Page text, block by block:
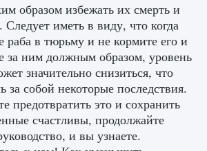
чертеж счастливого
Warzone
1 151 0 0
образом избежать их смерть и
Следует иметь в виду, что когда
раба в тюрьму и не кормите его и
за ним должным образом, уровень
значительно снизиться, что
за собой некоторые последствия.
предотвратить это и сохранить
счастливы, продолжайте
и вы узнаете.